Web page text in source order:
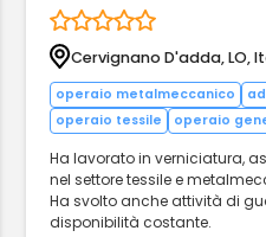
Cervignano D'adda, LO,
operaio metalmeccanico
operaio tessile
operaio
Ha lavorato in verniciatura,
nel settore tessile e
Ha svolto anche attività di
disponibilità costante.